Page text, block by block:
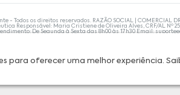
para oferecer uma melhor experiência.
- Todos os direitos reservados. RAZÃO SOCIAL | COMERCIAL
Responsável: Maria Cristiene de Oliveira Alves, CRF/AL
De Segunda à Sexta das 8h00 às 17h30 Email:
e, de forma alguma, substituem as orientações de
o tratamento adequado. Se os sintomas persistirem, um
de dados, para que você possa realizar suas compras com
efetuados estão sujeitos à confirmação da disponibilidade de